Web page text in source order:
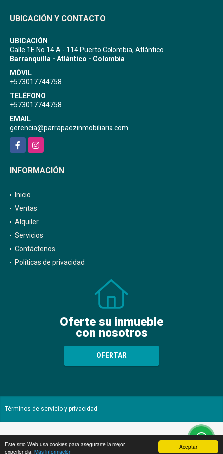
Aceptar
Este sitio Web usa cookies para asegurarte la mejor
experiencia. Más información
UBICACIÓN Y CONTACTO
UBICACIÓN
Calle 1E No 14 A - 114 Puerto Colombia, Atlántico
Barranquilla - Atlántico - Colombia
MÓVIL
+573017744758
TELÉFONO
+573017744758
EMAIL
gerencia@parrapaezinmobiliaria.com
FacebookInstagram
INFORMACIÓN
Inicio
Ventas
Alquiler
Servicios
Contáctenos
Políticas de privacidad
Oferte su inmueble
con nosotros
OFERTAR
Términos de servicio y privacidad